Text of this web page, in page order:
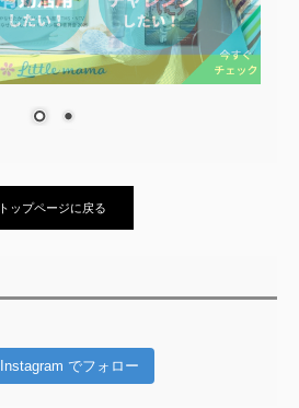
トップページに戻る
Instagram でフォロー